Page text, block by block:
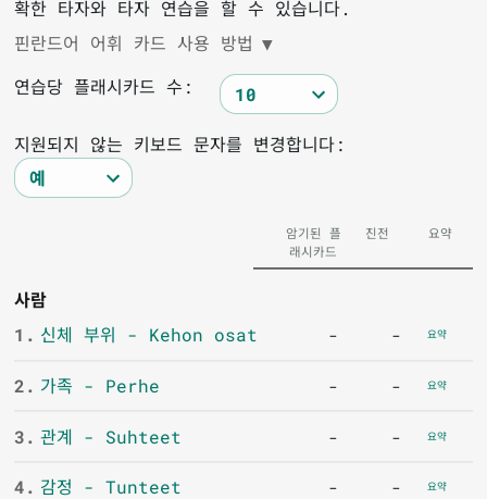
확한 타자와 타자 연습을 할 수 있습니다.
핀란드어 어휘 카드 사용 방법 ▼
연습당 플래시카드 수:
지원되지 않는 키보드 문자를 변경합니다:
암기된 플
래시카드
진전 요약
사람
1. 신체 부위 - Kehon osat - - 요약
2. 가족 - Perhe - - 요약
3. 관계 - Suhteet - - 요약
4. 감정 - Tunteet - - 요약